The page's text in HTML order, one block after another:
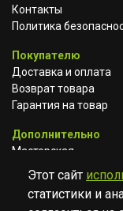
Контакты
Политика
Покупателю
Доставка и оплата
Возврат товара
Гарантия на товар
Дополнительно
Мастерская
Сотрудничество
Этот сайт
статистики и